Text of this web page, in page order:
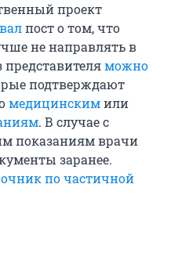
проект
пост о том, что
не направлять в
представителяможно
подтверждают
медицинскимили
. В случае с
показаниям врачи
заранее.
по частичной